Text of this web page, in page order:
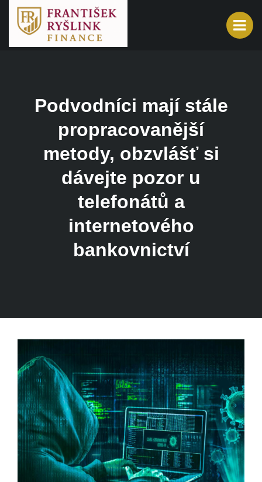
Podvodníci mají stále
propracovanější
metody, obzvlášť si
dávejte pozor u
telefonátů a
internetového
bankovnictví